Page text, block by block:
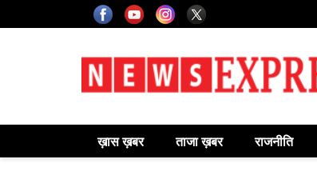
ख़ास ख़बर ताजा ख़बर राजनीति